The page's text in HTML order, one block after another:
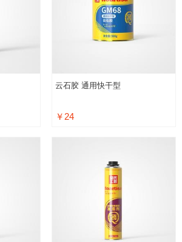
云石胶 通用快干型
￥24